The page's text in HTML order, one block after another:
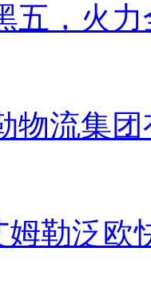
五，火
物流集
姆勒泛欧